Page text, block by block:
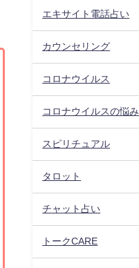
エキサイト電話占い
カウンセリング
コロナウイルス
コロナウイルスの悩み
スピリチュアル
タロット
チャット占い
トークCARE